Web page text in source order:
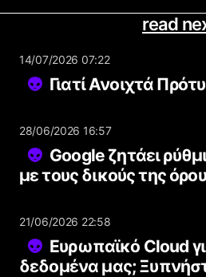
read
14/07/2026 07:22
Γιατί Ανοιχτά
28/06/2026 16:57
Google ζητάει
με τους δικούς της
21/06/2026 22:58
Ευρωπαϊκό Cloud
δεδομένα μας;